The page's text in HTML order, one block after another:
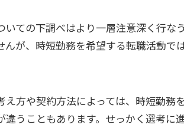
いての下調べはより一層注意深く行な
んが、時短勤務を希望する転職活動
え方や契約方法によっては、時短勤
違うこともあります。せっかく選考